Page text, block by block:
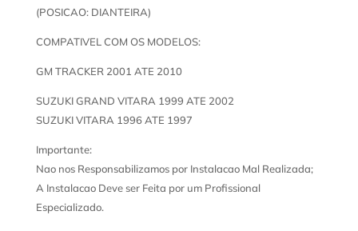
(POSICAO: DIANTEIRA)
COMPATIVEL COM OS MODELOS:
GM TRACKER 2001 ATE 2010
SUZUKI GRAND VITARA 1999 ATE 2002
SUZUKI VITARA 1996 ATE 1997
Importante:
Nao nos Responsabilizamos por Instalacao Mal Realizada;
A Instalacao Deve ser Feita por um Profissional
Especializado.